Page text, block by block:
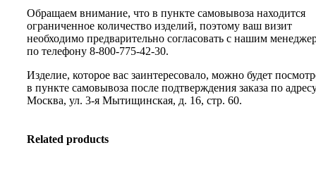
Обращаем внимание, что в пункте самовывоза находится
ограниченное количество изделий, поэтому ваш визит
необходимо предварительно согласовать с нашим
по телефону 8-800-775-42-30.
Изделие, которое вас заинтересовало, можно будет
в пункте самовывоза после подтверждения заказа по
Москва, ул. 3-я Мытищинская, д. 16, стр. 60.
Related products